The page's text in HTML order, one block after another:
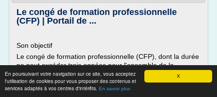
X
En poursuivant votre navigation sur ce site, vous acceptez
l'utilisation de cookies pour vous proposer des contenus et
services adaptés à vos centres d'intérêts. En savoir plus
Le congé de formation professionnelle
(CFP) | Portail de ...
Son objectif
Le congé de formation professionnelle (CFP), dont la durée
ne peut excéder trois années pour l'ensemble de la
carrière, permet aux agents de parfaire leur formation
personnelle par le biais de stages de formation à caractère
professionnel ou personnel qui ne leur sont pas proposés